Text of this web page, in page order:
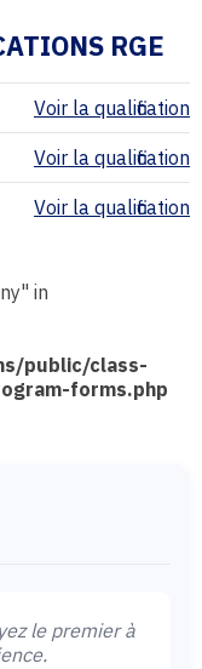
RGE
Voir la qualification
Voir la qualification
Voir la qualification
in
public/class-
forms.php
le premier à